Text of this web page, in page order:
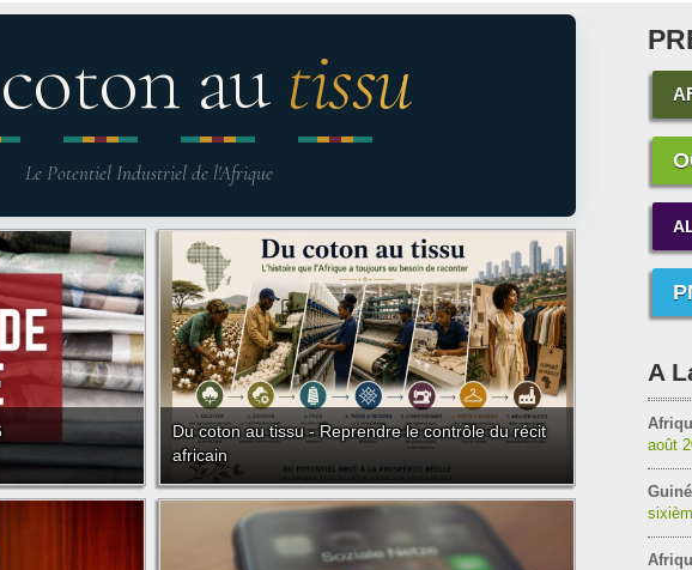
au tissu
Le Potentiel Industriel de l'Afrique
Du coton au tissu - Reprendre le contrôle du récit
africain
A
août